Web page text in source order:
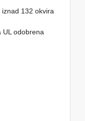
132 okvira
UL odobrena